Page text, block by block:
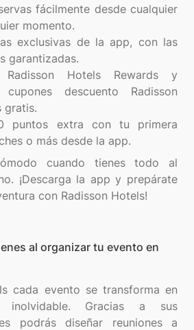
fácilmente desde cualquier
momento.
exclusivas de la app, con las
garantizadas.
Radisson Hotels Rewards y
descuento Radisson
gratis.
puntos extra con tu primera
o más desde la app.
cuando tienes todo al
¡Descarga la app y prepárate
al organizar tu evento en
cada evento se transforma en
inolvidable. Gracias a sus
podrás diseñar reuniones a